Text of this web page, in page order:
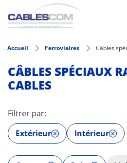
Aller au contenu principal
Accueil Ferroviaires Câbles
CÂBLES SPÉCIAUX
CABLES
Filtrer par:
Extérieur
Intérieur